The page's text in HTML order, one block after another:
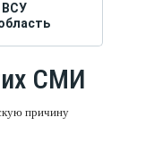
ВСУ
СМИ
причину